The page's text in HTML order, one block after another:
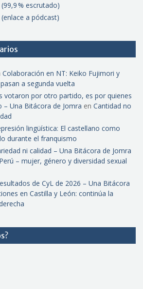
% escrutado)
a pódcast)
Colaboración en NT: Keiko Fujimori y
a segunda vuelta
votaron por otro partido, es por quienes
– Una Bitácora de Jomra en Cantidad no
lingüística: El castellano como
durante el franquismo
ni calidad – Una Bitácora de Jomra
– mujer, género y diversidad sexual
de CyL de 2026 – Una Bitácora
en Castilla y León: continúa la